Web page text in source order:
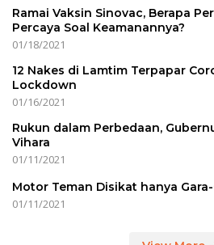
Ramai Vaksin Sinovac, Berapa
Percaya Soal Keamanannya?
01/18/2021
12 Nakes di Lamtim Terpapar
Lockdown
01/16/2021
Rukun dalam Perbedaan,
Vihara
01/11/2021
Motor Teman Disikat hanya
01/11/2021